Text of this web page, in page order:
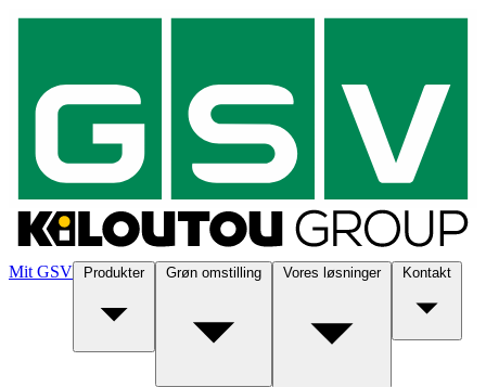
Mit GSV Produkter Grøn omstilling Vores løsninger Kontakt